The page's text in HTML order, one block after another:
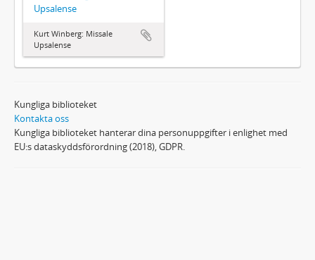
Upsalense
Kurt Winberg: Missale
Upsalense
Kungliga biblioteket
Kontakta oss
Kungliga biblioteket hanterar dina personuppgifter i enlighet med
EU:s dataskyddsförordning (2018), GDPR.